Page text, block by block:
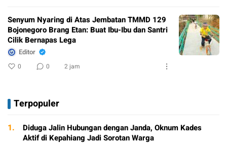
Senyum Nyaring di Atas Jembatan TMMD 129
Bojonegoro Brang Etan: Buat Ibu-Ibu dan Santri
Cilik Bernapas Lega
Editor
0 0 2 jam
Terpopuler
1.
Diduga Jalin Hubungan dengan Janda, Oknum Kades
Aktif di Kepahiang Jadi Sorotan Warga